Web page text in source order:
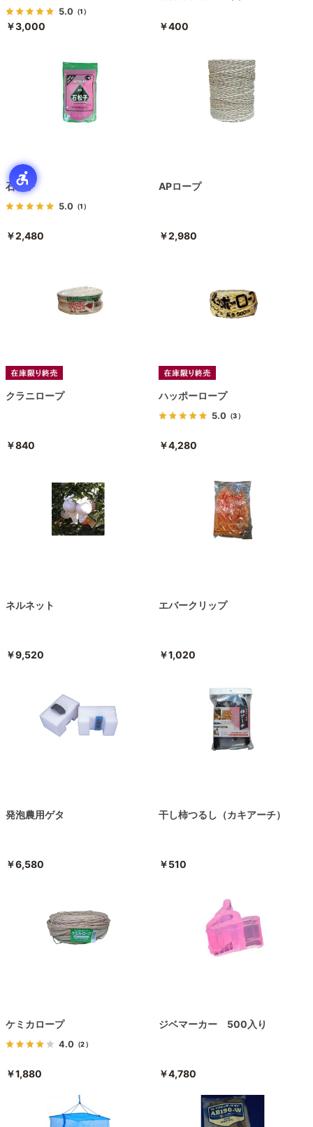
5.0 （1）
￥3,000 ￥400
石松子
5.0 （1）
￥2,480
APロープ
￥2,980
クラニロープ
￥840
ハッポーロープ
5.0 （3）
￥4,280
ネルネット
￥9,520
エバークリップ
￥1,020
発泡農用ゲタ
￥6,580
干し柿つるし（カキアーチ）
￥510
ケミカロープ
4.0 （2）
￥1,880
ジベマーカー 500入り
￥4,780